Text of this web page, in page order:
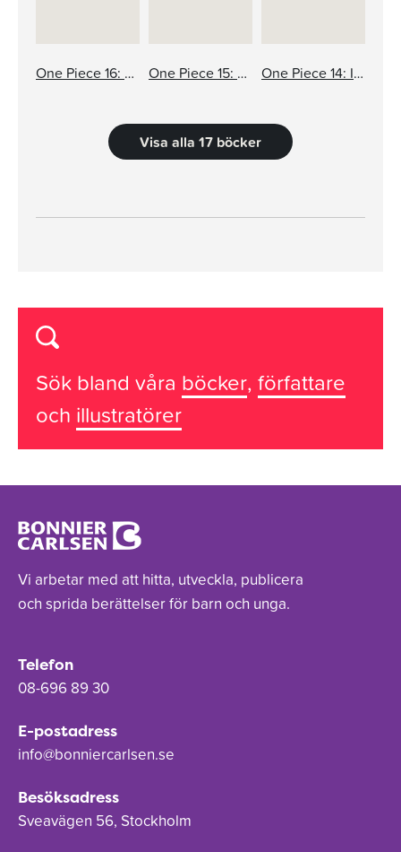
One Piece 16: Du får som du vill! One Piece 15: Full fart framåt One Piece 14: Instinkt
Visa alla 17 böcker
Sök bland våra böcker, författare
och illustratörer
Vi arbetar med att hitta, utveckla, publicera
och sprida berättelser för barn och unga.
Telefon
08-696 89 30
E-postadress
info@bonniercarlsen.se
Besöksadress
Sveavägen 56, Stockholm